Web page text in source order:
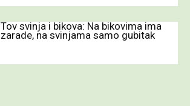
Tov svinja i bikova: Na bikovima ima
zarade, na svinjama samo gubitak